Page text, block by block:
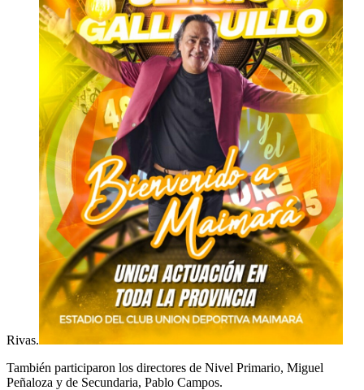
Rivas.
También participaron los directores de Nivel Primario, Miguel
Peñaloza y de Secundaria, Pablo Campos.